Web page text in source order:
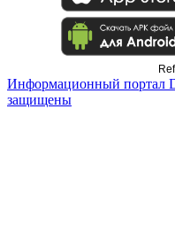
Информационный портал
защищены